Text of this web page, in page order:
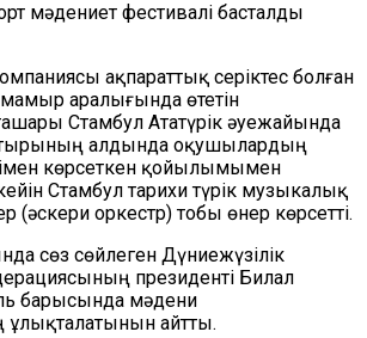
мәдениет фестивалі басталды
ақпараттық серіктес болған
аралығында өтетін
Стамбул Ататүрік әуежайында
алдында оқушылардың
көрсеткен қойылымымен
Стамбул тарихи түрік музыкалық
(әскери оркестр) тобы өнер көрсетті.
сөз сөйлеген Дүниежүзілік
президенті Билал
барысында мәдени
айтты.